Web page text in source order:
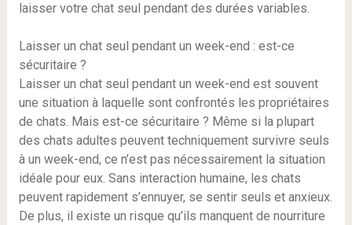
laisser votre chat seul pendant des durées variables.
Laisser un chat seul pendant un week-end : est-ce
sécuritaire ?
Laisser un chat seul pendant un week-end est souvent
une situation à laquelle sont confrontés les propriétaires
de chats. Mais est-ce sécuritaire ? Même si la plupart
des chats adultes peuvent techniquement survivre seuls
à un week-end, ce n’est pas nécessairement la situation
idéale pour eux. Sans interaction humaine, les chats
peuvent rapidement s’ennuyer, se sentir seuls et anxieux.
De plus, il existe un risque qu’ils manquent de nourriture